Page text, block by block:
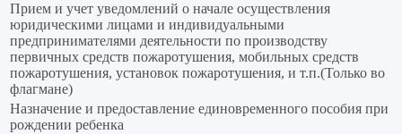
Прием и учет уведомлений о начале осуществления
юридическими лицами и индивидуальными
предпринимателями деятельности по производству
первичных средств пожаротушения, мобильных средств
пожаротушения, установок пожаротушения, и т.п.(Только во
флагмане)
Назначение и предоставление единовременного пособия при
рождении ребенка